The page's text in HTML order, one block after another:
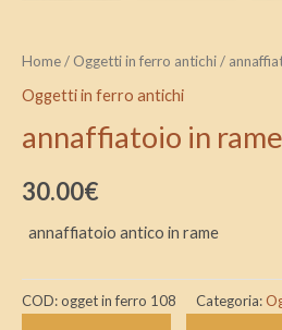
Home/ Oggetti in ferro antichi/
Oggetti in ferro antichi
annaffiatoio in rame
30.00€
annaffiatoio antico in rame
COD:ogget in ferro 108 Categoria: